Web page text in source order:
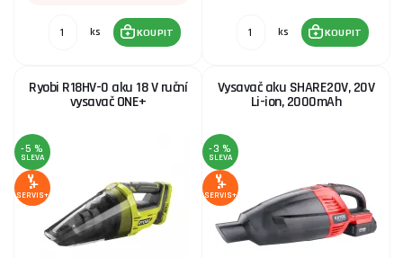
ks KOUPIT ks KOUPIT
Ryobi R18HV-0 aku 18 V ruční
vysavač ONE+
-5 %
SLEVA
SERVIS+
Vysavač aku SHARE20V, 20V
Li-ion, 2000mAh
-3 %
SLEVA
SERVIS+